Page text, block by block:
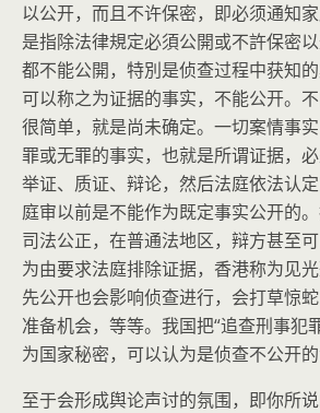
以公开，而且不许保密，即必须通知家
是指除法律規定必須公開或不許保密
都不能公開，特別是侦查过程中获知
可以称之为证据的事实，不能公开。
很简单，就是尚未确定。一切案情事
罪或无罪的事实，也就是所谓证据，必
举证、质证、辩论，然后法庭依法认
庭审以前是不能作为既定事实公开的
司法公正，在普通法地区，辩方甚至
为由要求法庭排除证据，香港称为见
先公开也会影响侦查进行，会打草惊
准备机会，等等。我国把“追查刑事犯
为国家秘密，可以认为是侦查不公开的
至于会形成舆论声讨的氛围，即你所